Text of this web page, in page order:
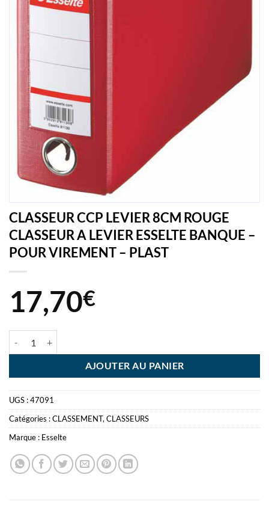
CLASSEUR CCP LEVIER 8CM ROUGE
CLASSEUR A LEVIER ESSELTE BANQUE –
POUR VIREMENT – PLAST
17,70€
AJOUTER AU PANIER
UGS :47091
Catégories :CLASSEMENT, CLASSEURS
Marque : Esselte